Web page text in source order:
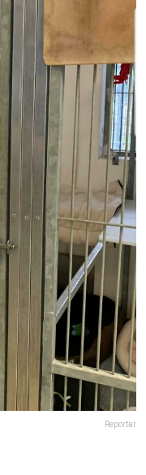
Reportar